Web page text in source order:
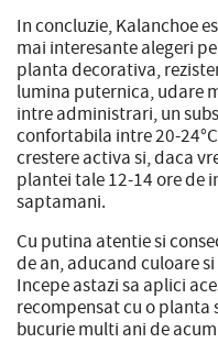
In concluzie, Kalanchoe
mai interesante alegeri
planta decorativa,
lumina puternica, udare
intre administrari, un
confortabila intre 20-
crestere activa si, daca
plantei tale 12-14 ore de
saptamani.
Cu putina atentie si
de an, aducand culoare
Incepe astazi sa aplici
recompensat cu o planta
bucurie multi ani de